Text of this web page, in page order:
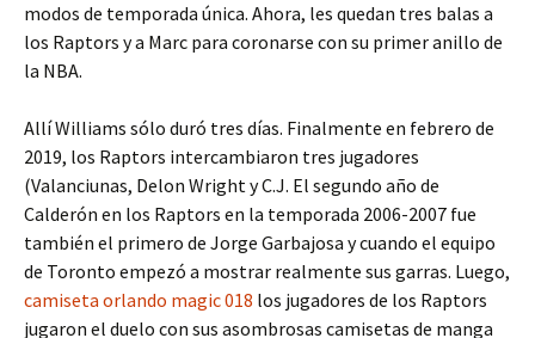
modos de temporada única. Ahora, les quedan tres balas a
los Raptors y a Marc para coronarse con su primer anillo de
la NBA.
Allí Williams sólo duró tres días. Finalmente en febrero de
2019, los Raptors intercambiaron tres jugadores
(Valanciunas, Delon Wright y C.J. El segundo año de
Calderón en los Raptors en la temporada 2006-2007 fue
también el primero de Jorge Garbajosa y cuando el equipo
de Toronto empezó a mostrar realmente sus garras. Luego,
camiseta orlando magic 018 los jugadores de los Raptors
jugaron el duelo con sus asombrosas camisetas de manga